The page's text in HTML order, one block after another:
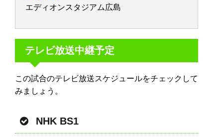
エディオンスタジアム広島
テレビ放送中継予定
この試合のテレビ放送スケジュールをチェックして
みましょう。
NHK BS1